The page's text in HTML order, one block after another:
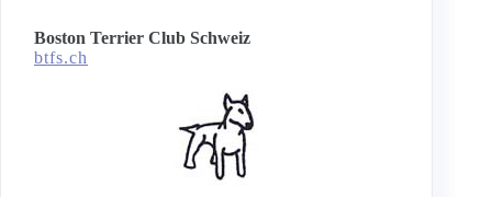
Boston Terrier Club Schweiz
btfs.ch